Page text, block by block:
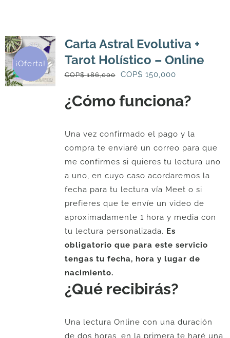
¡Oferta!
Carta Astral Evolutiva +
Tarot Holístico – Online
COP$186,000
El
original
COP$
186,000.
COP$ 150,000El
actual
COP$
¿Cómo funciona?
Una vez confirmado el pago y la
compra te enviaré un correo para que
me confirmes si quieres tu lectura uno
a uno, en cuyo caso acordaremos la
fecha para tu lectura vía Meet o si
prefieres que te envíe un video de
aproximadamente 1 hora y media con
tu lectura personalizada. Es
obligatorio que para este servicio
tengas tu fecha, hora y lugar de
nacimiento.
¿Qué recibirás?
Una lectura Online con una duración
de dos horas, en la primera te haré una